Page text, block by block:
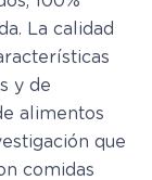
La calidad
y de
alimentos
que
comidas